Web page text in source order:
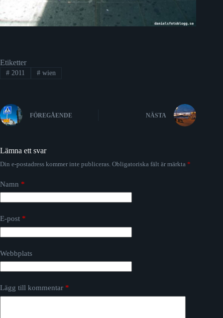
Etiketter
#2011 #wien
FÖREGÅENDE NÄSTA
Lämna ett svar
Din e-postadress kommer inte publiceras. Obligatoriska fält är märkta *
Namn *
E-post *
Webbplats
Lägg till kommentar *